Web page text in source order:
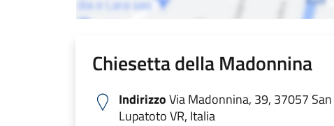
Chiesetta della Madonnina
IndirizzoVia Madonnina, 39, 37057
Lupatoto VR, Italia